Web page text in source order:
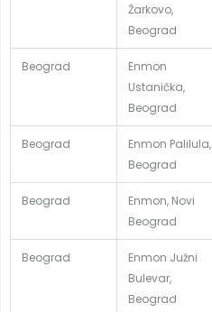
Žarkovo,
Beograd
Beograd
Enmon
Ustanička,
Beograd
Beograd
Enmon Palilula,
Beograd
Beograd
Enmon, Novi
Beograd
Beograd
Enmon Južni
Bulevar,
Beograd